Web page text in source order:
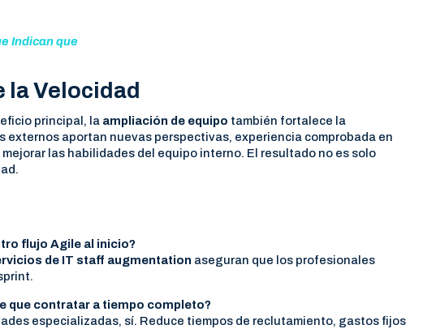
Indican que
la Velocidad
principal, la ampliación de equipo también fortalece la
externos aportan nuevas perspectivas, experiencia comprobada en
las habilidades del equipo interno. El resultado no es solo
flujo Agile al inicio?
de IT staff augmentation aseguran que los profesionales
que contratar a tiempo completo?
especializadas, sí. Reduce tiempos de reclutamiento, gastos fijos